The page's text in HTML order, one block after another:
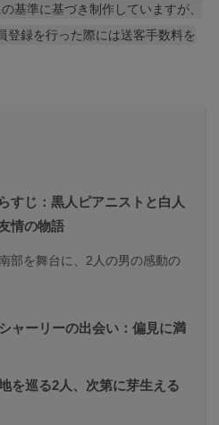
基準に基づき制作していますが、
登録を行った際には送客手数料を
すじ：黒人ピアニストと白人
情の物語
部を舞台に、2人の男の感動の
ャーリーの出会い：偏見に満
を巡る2人、次第に芽生える